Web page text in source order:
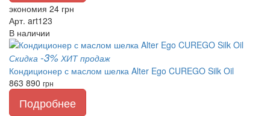
экономия 24 грн
Арт. art123
В наличии
Скидка -3% ХИТ продаж
Кондиционер с маслом шелка Alter Ego CUREGO Silk Oil
863 890 грн
Подробнее